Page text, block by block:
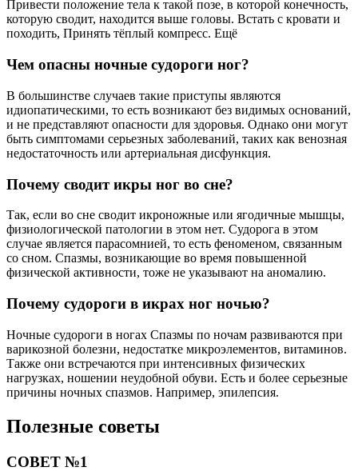
Привести положение тела к такой позе, в которой конечность,
которую сводит, находится выше головы. Встать с кровати и
походить, Принять тёплый компресс. Ещё
Чем опасны ночные судороги ног?
В большинстве случаев такие приступы являются
идиопатическими, то есть возникают без видимых оснований,
и не представляют опасности для здоровья. Однако они могут
быть симптомами серьезных заболеваний, таких как венозная
недостаточность или артериальная дисфункция.
Почему сводит икры ног во сне?
Так, если во сне сводит икроножные или ягодичные мышцы,
физиологической патологии в этом нет. Судорога в этом
случае является парасомнией, то есть феноменом, связанным
со сном. Спазмы, возникающие во время повышенной
физической активности, тоже не указывают на аномалию.
Почему судороги в икрах ног ночью?
Ночные судороги в ногах Спазмы по ночам развиваются при
варикозной болезни, недостатке микроэлементов, витаминов.
Также они встречаются при интенсивных физических
нагрузках, ношении неудобной обуви. Есть и более серьезные
причины ночных спазмов. Например, эпилепсия.
Полезные советы
СОВЕТ №1